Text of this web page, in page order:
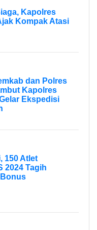
Kapolres
Kompak Atasi
dan Polres
Kapolres
Ekspedisi
150 Atlet
2024 Tagih